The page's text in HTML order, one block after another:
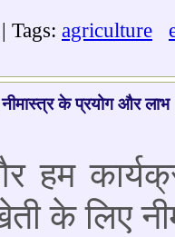
Tags: agriculture
के प्रयोग और लाभ
हम
के लिए